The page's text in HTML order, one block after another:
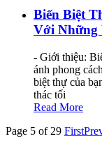
Biến Biệt
Với Những
- Giới thiệu:
ánh phong
biệt thự của
thác tối
Read More
Page 5 of 29 First